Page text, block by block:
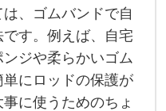
、ゴムバンドで自
す。例えば、自宅
ジや柔らかいゴム
にロッドの保護が
に使うためのちょ